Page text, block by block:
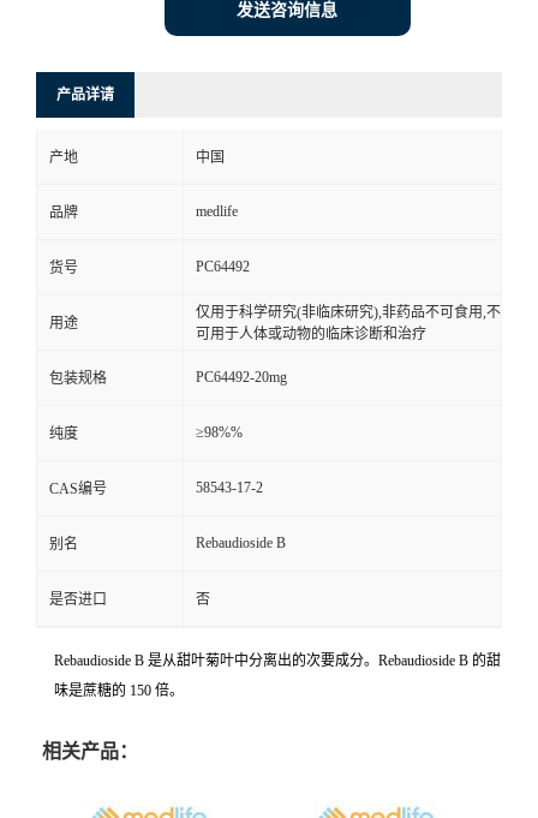
发送咨询信息
产品详请
产地 中国
品牌 medlife
货号 PC64492
用途
仅用于科学研究(非临床研究),非药品不可食用,不
可用于人体或动物的临床诊断和治疗
包装规格 PC64492-20mg
纯度 ≥98%%
CAS编号 58543-17-2
别名 Rebaudioside B
是否进口 否
Rebaudioside B 是从甜叶菊叶中分离出的次要成分。Rebaudioside B 的甜
味是蔗糖的 150 倍。
相关产品：